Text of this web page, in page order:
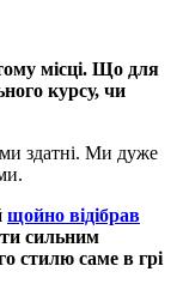
місці. Що для
курсу, чи
здатні. Ми дуже
щойно відібрав
сильним
стилю саме в грі